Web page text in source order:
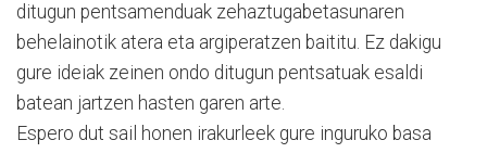
ditugun pentsamenduak zehaztugabetasunaren
behelainotik atera eta argiperatzen baititu. Ez dakigu
gure ideiak zeinen ondo ditugun pentsatuak esaldi
batean jartzen hasten garen arte.
Espero dut sail honen irakurleek gure inguruko basa